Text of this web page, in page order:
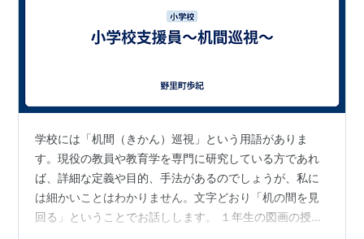
学校には「机間（きかん）巡視」という用語がありま
す。現役の教員や教育学を専門に研究している方であれ
ば、詳細な定義や目的、手法があるのでしょうが、私に
は細かいことはわかりません。文字どおり「机の間を見
回る」ということでお話しします。 １年生の図画の授業